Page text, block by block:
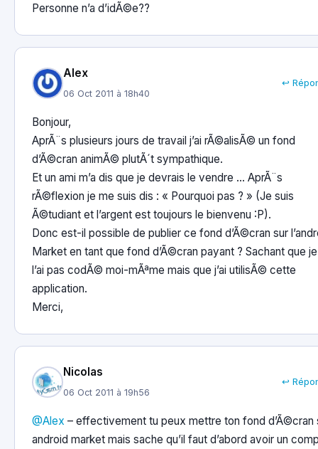
Personne n’a d’idÃ©e??
Alex
06 Oct 2011 à 18h40
↩
Bonjour,
AprÃ¨s plusieurs jours de travail j’ai rÃ©alisÃ© un fond
d’Ã©cran animÃ© plutÃ´t sympathique.
Et un ami m’a dis que je devrais le vendre … AprÃ¨s
rÃ©flexion je me suis dis : « Pourquoi pas ? » (Je suis
Ã©tudiant et l’argent est toujours le bienvenu :P).
Donc est-il possible de publier ce fond d’Ã©cran sur
Market en tant que fond d’Ã©cran payant ? Sachant que
l’ai pas codÃ© moi-mÃªme mais que j’ai utilisÃ© cette
application.
Merci,
Nicolas
06 Oct 2011 à 19h56
↩
@Alex – effectivement tu peux mettre ton fond d’Ã©cran
android market mais sache qu’il faut d’abord avoir un